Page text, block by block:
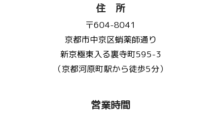
住 所
〒604-8041
京都市中京区蛸薬師通り
新京極東入る裏寺町595-3
（京都河原町駅から徒歩5分）
営業時間